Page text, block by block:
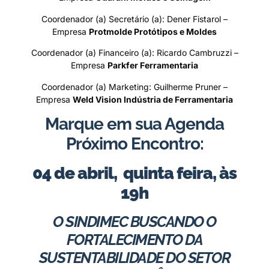
Coordenador (a) Secretário (a): Dener Fistarol –
Empresa Protmolde Protótipos e Moldes
Coordenador (a) Financeiro (a): Ricardo Cambruzzi –
Empresa Parkfer Ferramentaria
Coordenador (a) Marketing: Guilherme Pruner –
Empresa Weld Vision Indústria de Ferramentaria
Marque em sua Agenda
Próximo Encontro:
04 de abril, quinta feira, às
19h
O SINDIMEC BUSCANDO O
FORTALECIMENTO DA
SUSTENTABILIDADE DO SETOR